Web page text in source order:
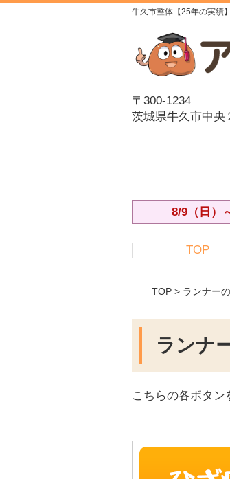
牛久市整体【25年の実績
〒300-1234
茨城県牛久市中央
8/9（日）
TOP
TOP> ランナー
ランナ
こちらの各ボタン